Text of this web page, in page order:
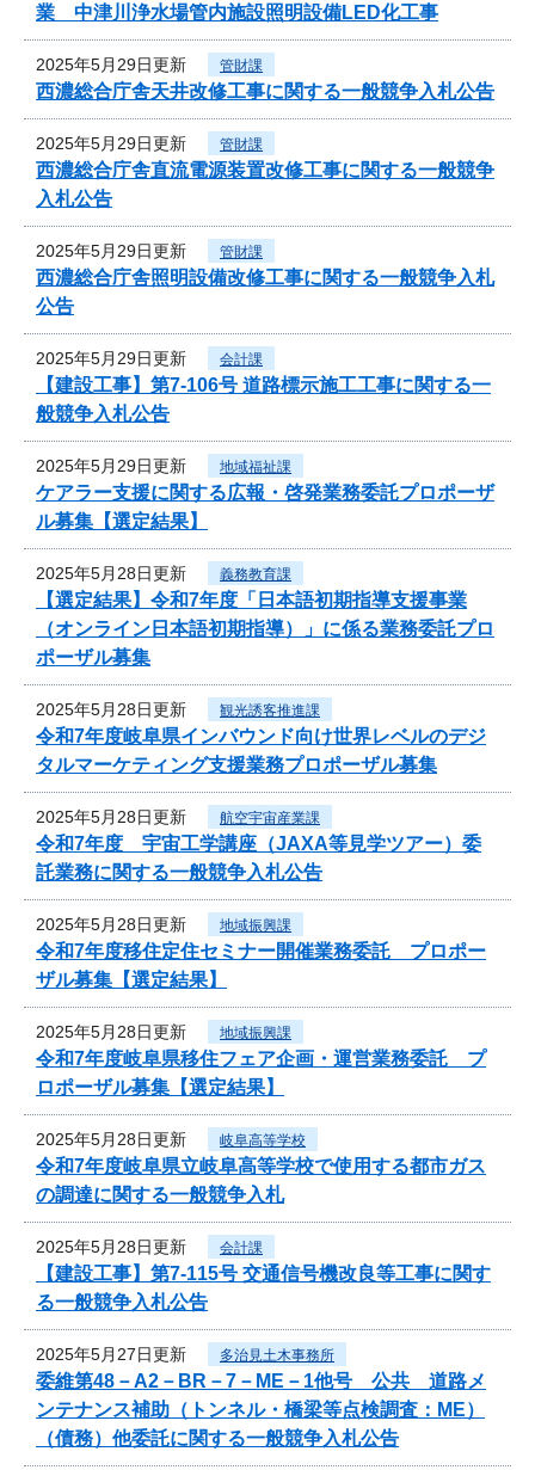
業 中津川浄水場管内施設照明設備LED化工事
2025年5月29日更新 管財課
西濃総合庁舎天井改修工事に関する一般競争入札公告
2025年5月29日更新 管財課
西濃総合庁舎直流電源装置改修工事に関する一般競争
入札公告
2025年5月29日更新 管財課
西濃総合庁舎照明設備改修工事に関する一般競争入札
公告
2025年5月29日更新 会計課
【建設工事】第7-106号 道路標示施工工事に関する一
般競争入札公告
2025年5月29日更新 地域福祉課
ケアラー支援に関する広報・啓発業務委託プロポーザ
ル募集【選定結果】
2025年5月28日更新 義務教育課
【選定結果】令和7年度「日本語初期指導支援事業
（オンライン日本語初期指導）」に係る業務委託プロ
ポーザル募集
2025年5月28日更新 観光誘客推進課
令和7年度岐阜県インバウンド向け世界レベルのデジ
タルマーケティング支援業務プロポーザル募集
2025年5月28日更新 航空宇宙産業課
令和7年度 宇宙工学講座（JAXA等見学ツアー）委
託業務に関する一般競争入札公告
2025年5月28日更新 地域振興課
令和7年度移住定住セミナー開催業務委託 プロポー
ザル募集【選定結果】
2025年5月28日更新 地域振興課
令和7年度岐阜県移住フェア企画・運営業務委託 プ
ロポーザル募集【選定結果】
2025年5月28日更新 岐阜高等学校
令和7年度岐阜県立岐阜高等学校で使用する都市ガス
の調達に関する一般競争入札
2025年5月28日更新 会計課
【建設工事】第7-115号 交通信号機改良等工事に関す
る一般競争入札公告
2025年5月27日更新 多治見土木事務所
委維第48－A2－BR－7－ME－1他号 公共 道路メ
ンテナンス補助（トンネル・橋梁等点検調査：ME）
（債務）他委託に関する一般競争入札公告